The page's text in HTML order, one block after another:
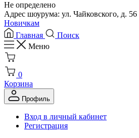
Не определено
Адрес шоурума: ул. Чайковского, д. 56
Новичкам
Главная
Поиск
Меню
0
Корзина
Профиль
Вход в личный кабинет
Регистрация